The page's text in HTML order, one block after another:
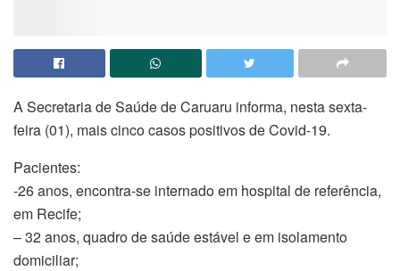
A Secretaria de Saúde de Caruaru informa, nesta sexta-
feira (01), mais cinco casos positivos de Covid-19.
Pacientes:
-26 anos, encontra-se internado em hospital de referência,
em Recife;
– 32 anos, quadro de saúde estável e em isolamento
domiciliar;